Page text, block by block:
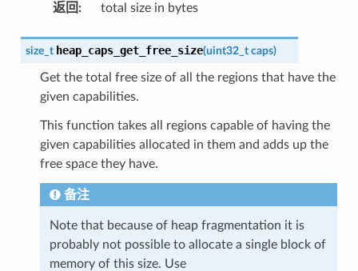
返回 : total size in bytes
size_t heap_caps_get_free_size(uint32_t caps)
Get the total free size of all the regions that have the
given capabilities.
This function takes all regions capable of having the
given capabilities allocated in them and adds up the
free space they have.
备注
Note that because of heap fragmentation it is
probably not possible to allocate a single block of
memory of this size. Use